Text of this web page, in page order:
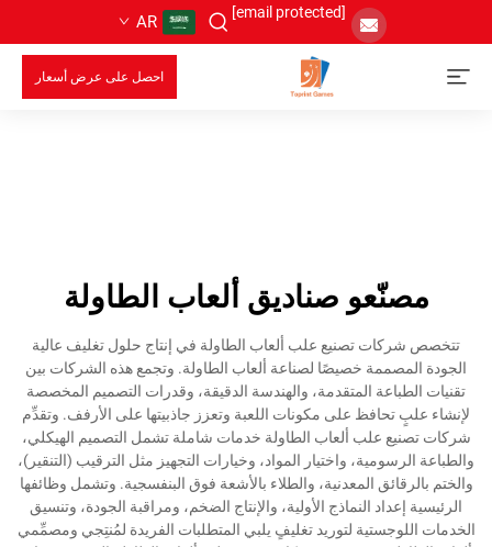
[email protected]
AR
احصل على عرض أسعار
مصنّعو صناديق ألعاب الطاولة
تتخصص شركات تصنيع علب ألعاب الطاولة في إنتاج حلول تغليف عالية
الجودة المصممة خصيصًا لصناعة ألعاب الطاولة. وتجمع هذه الشركات بين
تقنيات الطباعة المتقدمة، والهندسة الدقيقة، وقدرات التصميم المخصصة
لإنشاء علبٍ تحافظ على مكونات اللعبة وتعزز جاذبيتها على الأرفف. وتقدِّم
شركات تصنيع علب ألعاب الطاولة خدمات شاملة تشمل التصميم الهيكلي،
والطباعة الرسومية، واختيار المواد، وخيارات التجهيز مثل الترقيب (التنقير)،
والختم بالرقائق المعدنية، والطلاء بالأشعة فوق البنفسجية. وتشمل وظائفها
الرئيسية إعداد النماذج الأولية، والإنتاج الضخم، ومراقبة الجودة، وتنسيق
الخدمات اللوجستية لتوريد تغليفٍ يلبي المتطلبات الفريدة لمُنتِجي ومصمِّمي